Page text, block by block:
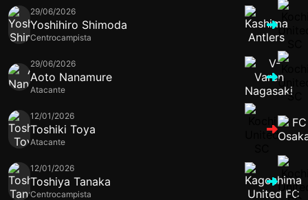
29/06/2026
Yoshihiro Shimoda
Centrocampista
29/06/2026
Aoto Nanamure
Atacante
12/01/2026
Toshiki Toya
Atacante
12/01/2026
Toshiya Tanaka
Centrocampista